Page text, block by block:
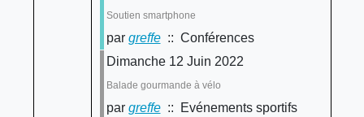
Soutien smartphone
par greffe:: Conférences
Dimanche 12 Juin 2022
Balade gourmande à vélo
par greffe:: Evénements sportifs